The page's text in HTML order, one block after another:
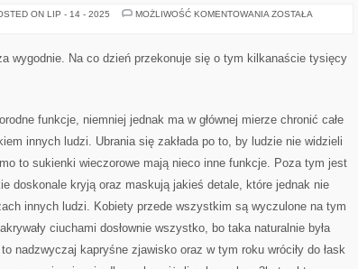
ON LIP - 14 - 2025 MOŻLIWOŚĆ KOMENTOWANIA CIUCHY
SPEŁNIAĆ
RÓŻNORODNE
WSZYSTKIM
ZOSTAŁA
wygodnie. Na co dzień przekonuje się o tym kilkanaście tysięcy
funkcje, niemniej jednak ma w głównej mierze chronić całe
innych ludzi. Ubrania się zakłada po to, by ludzie nie widzieli
to sukienki wieczorowe mają nieco inne funkcje. Poza tym jest
doskonale kryją oraz maskują jakieś detale, które jednak nie
innych ludzi. Kobiety przede wszystkim są wyczulone na tym
ciuchami dosłownie wszystko, bo taka naturalnie była
nadzwyczaj kapryśne zjawisko oraz w tym roku wróciły do łask